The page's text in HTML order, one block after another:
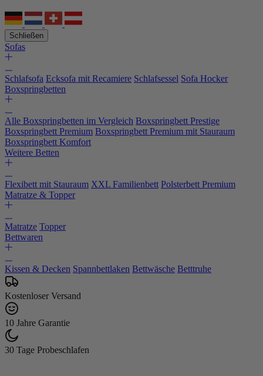
Schließen
Sofas
Schlafsofa Ecksofa mit Recamiere Schlafsessel Sofa Hocker
Boxspringbetten
Alle Boxspringbetten im Vergleich Boxspringbett Prestige
Boxspringbett Premium Boxspringbett Premium mit Stauraum
Boxspringbett Komfort
Weitere Betten
Flexibett mit Stauraum XXL Familienbett Polsterbett Premium
Matratze & Topper
Matratze Topper
Bettwaren
Kissen & Decken Spannbettlaken Bettwäsche Betttruhe
Kostenloser Versand
10 Jahre Garantie
30 Tage Probeschlafen